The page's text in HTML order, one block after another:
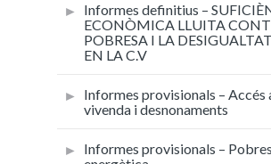
Informes definitius –
ECONÒMICA LLUITA
POBRESA I LA
EN LA C.V
Informes provisionals – Accés
vivenda i desnonaments
Informes provisionals –